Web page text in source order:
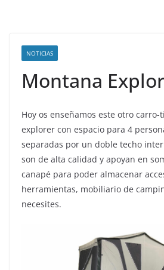
NOTICIAS
Montana
Hoy os enseñamos este otro
explorer con espacio para 4
separadas por un doble techo
son de alta calidad y apoyan en
canapé para poder almacenar
herramientas, mobiliario de
necesites.